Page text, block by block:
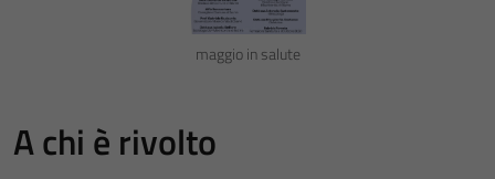
maggio in salute
A chi è rivolto